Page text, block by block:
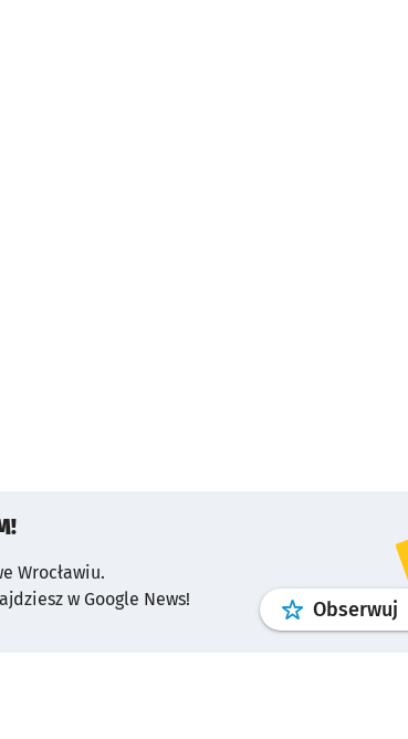
Wrocławiu.
w Google News!
Obserwuj